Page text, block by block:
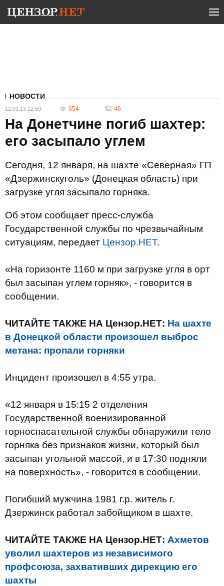
НОВОСТИ
12.01.13 22:59 654 46
На Донетчине погиб шахтер:
его засыпало углем
Сегодня, 12 января, на шахте «Северная» ГП
«Дзержинскуголь» (Донецкая область) при
загрузке угля засыпало горняка.
Об этом сообщает пресс-служба
Государственной службы по чрезвычайным
ситуациям, передает Цензор.НЕТ.
«На горизонте 1160 м при загрузке угля в орт
был засыпан углем горняк», - говорится в
сообщении.
ЧИТАЙТЕ ТАКЖЕ НА Цензор.НЕТ: На шахте
в Донецкой области произошел выброс
метана: пропали горняки
Инцидент произошел в 4:55 утра.
«12 января в 15:15 2 отделения
Государственной военизированной
горноспасательной службы обнаружили тело
горняка без признаков жизни, который был
засыпан угольной массой, и в 17:30 подняли
на поверхность», - говорится в сообщении.
Погибший мужчина 1981 г.р. житель г.
Дзержинск работал забойщиком в шахте.
ЧИТАЙТЕ ТАКЖЕ НА Цензор.НЕТ: Ахметов
уволил шахтеров из независимого
профсоюза, захвативших дирекцию его
шахты